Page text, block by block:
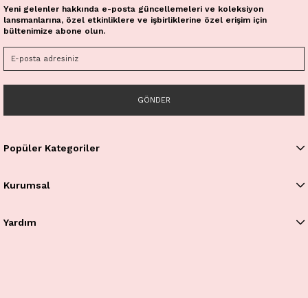
Popüler Kategoriler
Kurumsal
Yardım
Yeni gelenler hakkında e-posta güncellemeleri ve koleksiyon
lansmanlarına, özel etkinliklere ve işbirliklerine özel erişim için
bültenimize abone olun.
GÖNDER